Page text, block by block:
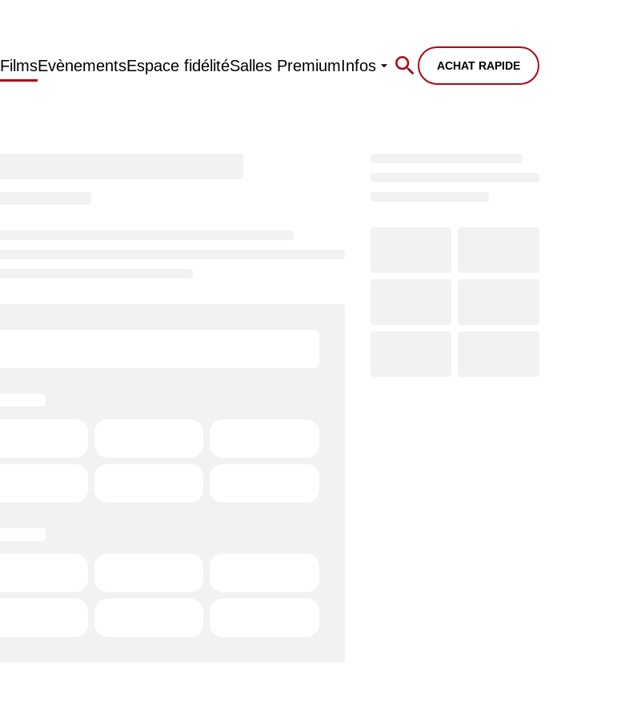
FilmsEvènementsEspace fidélitéSalles PremiumInfos ACHAT RAPIDE